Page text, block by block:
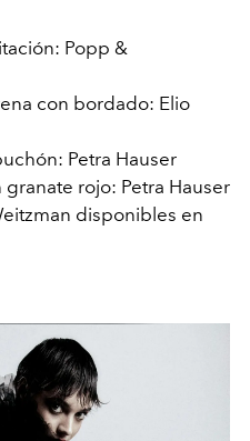
Popp &
con bordado: Elio
Petra Hauser
rojo: Petra Hauser
disponibles en